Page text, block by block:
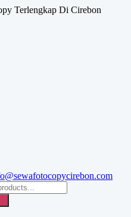
Terlengkap Di Cirebon